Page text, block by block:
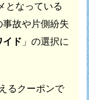
となっている
故や片側紛失
ド 」の選択に
るクーポンで